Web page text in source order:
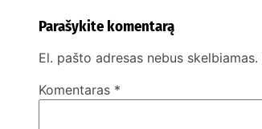
Parašykite komentarą
El. pašto adresas nebus skelbiamas.
Komentaras *